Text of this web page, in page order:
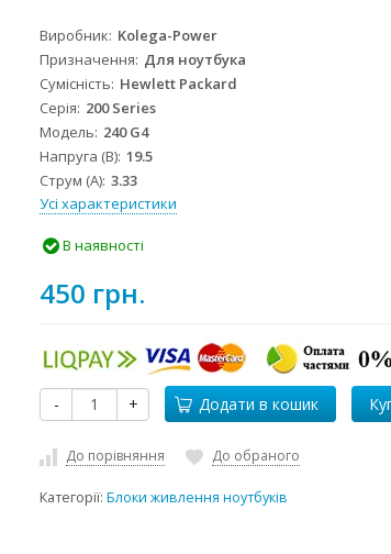
Виробник Kolega-Power
Призначення Для ноутбука
Сумісність Hewlett Packard
Серія 200 Series
Модель 240 G4
Напруга (В) 19.5
Струм (А) 3.33
Усі характеристики
В наявності
450 грн.
- + Додати в кошик
До порівняння До обраного
Категорії:Блоки живлення ноутбуків